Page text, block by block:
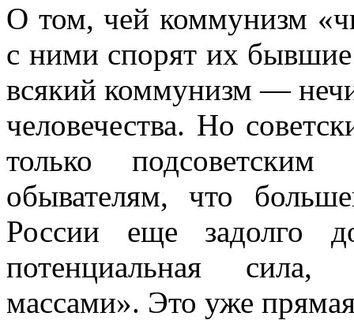
О том, чей коммунизм
с ними спорят их
всякий коммунизм —
человечества. Но
только
обывателям, что
России еще задолго
потенциальная сила,
массами». Это уже